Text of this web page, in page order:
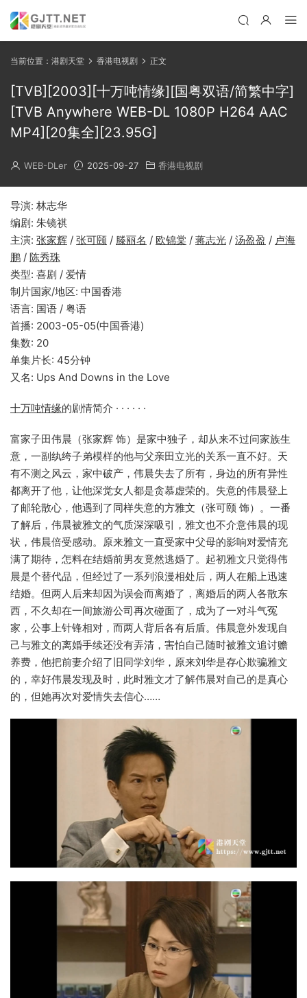
当前位置： 港剧天堂 香港电视剧 正文
[TVB][2003][十万吨情缘][国粤双语/简繁中字]
[TVB Anywhere WEB-DL 1080P H264 AAC
MP4][20集全][23.95G]
WEB-DLer 2025-09-27 香港电视剧
导演: 林志华
编剧: 朱镜祺
主演: 张家辉 / 张可颐 / 滕丽名 / 欧锦棠 / 蒋志光 / 汤盈盈 / 卢海
鹏 / 陈秀珠
类型: 喜剧 / 爱情
制片国家/地区: 中国香港
语言: 国语 / 粤语
首播: 2003-05-05(中国香港)
集数: 20
单集片长: 45分钟
又名: Ups And Downs in the Love
十万吨情缘的剧情简介 · · · · · ·
富家子田伟晨（张家辉 饰）是家中独子，却从来不过问家族生
意，一副纨绔子弟模样的他与父亲田立光的关系一直不好。天
有不测之风云，家中破产，伟晨失去了所有，身边的所有异性
都离开了他，让他深觉女人都是贪慕虚荣的。失意的伟晨登上
了邮轮散心，他遇到了同样失意的方雅文（张可颐 饰）。一番
了解后，伟晨被雅文的气质深深吸引，雅文也不介意伟晨的现
状，伟晨倍受感动。原来雅文一直受家中父母的影响对爱情充
满了期待，怎料在结婚前男友竟然逃婚了。起初雅文只觉得伟
晨是个替代品，但经过了一系列浪漫相处后，两人在船上迅速
结婚。但两人后来却因为误会而离婚了，离婚后的两人各散东
西，不久却在一间旅游公司再次碰面了，成为了一对斗气冤
家，公事上针锋相对，而两人背后各有后盾。伟晨意外发现自
己与雅文的离婚手续还没有弄清，害怕自己随时被雅文追讨赡
养费，他把前妻介绍了旧同学刘华，原来刘华是存心欺骗雅文
的，幸好伟晨发现及时，此时雅文才了解伟晨对自己的是真心
的，但她再次对爱情失去信心……